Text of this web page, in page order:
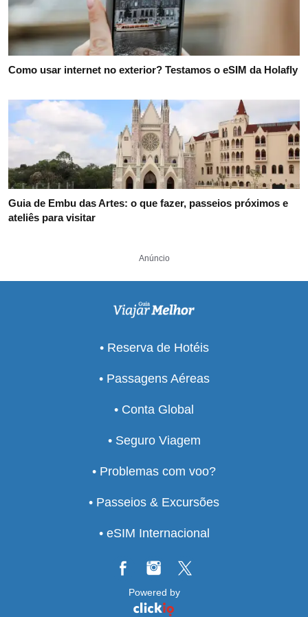
Como usar internet no exterior? Testamos o eSIM da Holafly
Guia de Embu das Artes: o que fazer, passeios próximos e
ateliês para visitar
Anúncio
• Reserva de Hotéis
• Passagens Aéreas
• Conta Global
• Seguro Viagem
• Problemas com voo?
• Passeios & Excursões
• eSIM Internacional
Powered by